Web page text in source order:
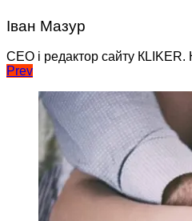
Іван Мазур
CEO і редактор сайту
Навігація
записів
Prev